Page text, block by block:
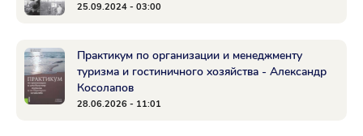
25.09.2024 - 03:00
Практикум по организации и менеджменту
туризма и гостиничного хозяйства - Александр
Косолапов
28.06.2026 - 11:01